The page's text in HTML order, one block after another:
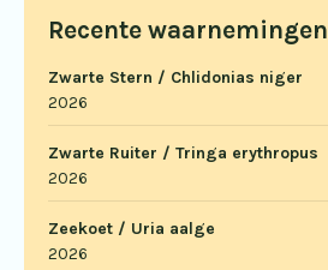
Recente waarnemingen
Zwarte Stern / Chlidonias niger
2026
Zwarte Ruiter / Tringa erythropus
2026
Zeekoet / Uria aalge
2026